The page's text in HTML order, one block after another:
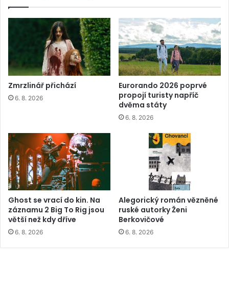
Zmrzlinář přichází
6. 8. 2026
Eurorando 2026 poprvé
propojí turisty napříč
dvěma státy
6. 8. 2026
Ghost se vrací do kin. Na
záznamu 2 Big To Rig jsou
větší než kdy dříve
6. 8. 2026
Alegorický román vězněné
ruské autorky Ženi
Berkovičové
6. 8. 2026